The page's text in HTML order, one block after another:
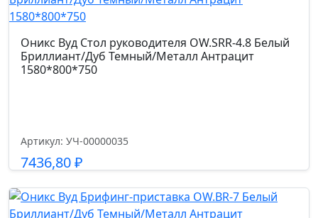
Ширина сиденья см.
Глубина сиденья см.
47
Высота от пола до сиденья см.
45-53
Оникс Вуд Стол руководителя OW.SRR-4.8 Белый
Бриллиант/Дуб Темный/Металл Антрацит
1580*800*750
Артикул: УЧ-00000035
7436,80₽
Подробнее